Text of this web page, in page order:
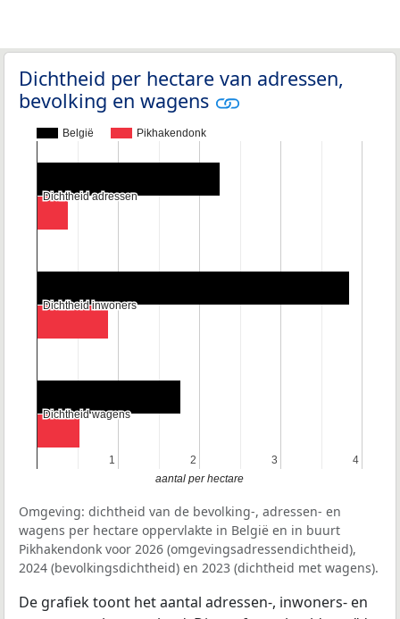
Dichtheid per hectare van adressen,
bevolking en wagens
België Pikhakendonk
1
1 2
2 3
3 4
4
Dichtheid adressen
Dichtheid adressen
Dichtheid inwoners
Dichtheid inwoners
Dichtheid wagens
Dichtheid wagens
aantal per hectare
Omgeving: dichtheid van de bevolking-, adressen- en
wagens per hectare oppervlakte in België en in buurt
Pikhakendonk voor 2026 (omgevingsadressendichtheid),
2024 (bevolkingsdichtheid) en 2023 (dichtheid met wagens).
De grafiek toont het aantal adressen-, inwoners- en